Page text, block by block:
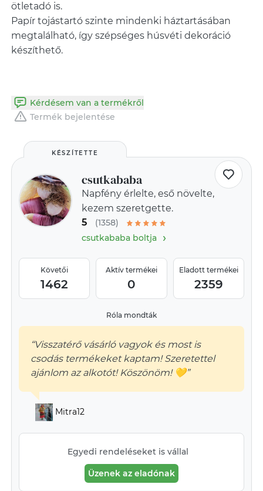
ötletadó is.
Papír tojástartó szinte mindenki háztartásában
megtalálható, így szépséges húsvéti dekoráció
készíthető.
Kérdésem van a termékről
Termék bejelentése
KÉSZÍTETTE
csutkababa
Napfény érlelte, eső növelte,
kezem szeretgette.
5
(1358)
csutkababa boltja›
Követői
1462
Aktív termékei
0
Eladott termékei
2359
Róla mondták
“Visszatérő vásárló vagyok és most is
csodás termékeket kaptam! Szeretettel
ajánlom az alkotót! Köszönöm! 💛”
Mitra12
Egyedi rendeléseket is vállal
Üzenek az eladónak